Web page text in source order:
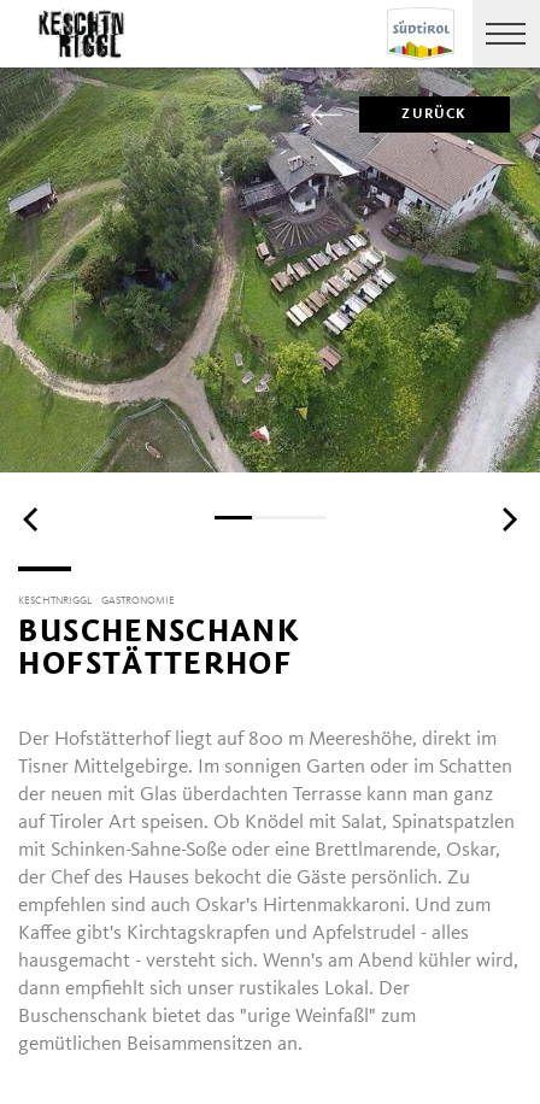
ZURÜCK
KESCHTNRIGGL GASTRONOMIE
BUSCHENSCHANK
HOFSTÄTTERHOF
Der Hofstätterhof liegt auf 800 m Meereshöhe, direkt im
Tisner Mittelgebirge. Im sonnigen Garten oder im Schatten
der neuen mit Glas überdachten Terrasse kann man ganz
auf Tiroler Art speisen. Ob Knödel mit Salat, Spinatspatzlen
mit Schinken-Sahne-Soße oder eine Brettlmarende, Oskar,
der Chef des Hauses bekocht die Gäste persönlich. Zu
empfehlen sind auch Oskar's Hirtenmakkaroni. Und zum
Kaffee gibt's Kirchtagskrapfen und Apfelstrudel - alles
hausgemacht - versteht sich. Wenn's am Abend kühler wird,
dann empfiehlt sich unser rustikales Lokal. Der
Buschenschank bietet das "urige Weinfaßl" zum
gemütlichen Beisammensitzen an.